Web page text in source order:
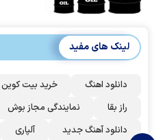
لینک های مفید
دانلود اهنگ خرید بیت کوین
راز بقا
نمایندگی مجاز بوش
دانلود آهنگ جدید
آلپاری